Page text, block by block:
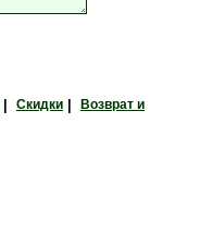
Скидки
Возврат и